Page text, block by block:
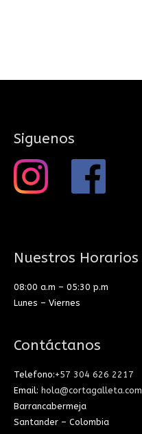
Siguenos
Nuestros Horarios
08:00 a.m – 05:30 p.m
Lunes – Viernes
Contáctanos
Telefono:+57 304 626 2217
Email: hola@cortagalleta.com
Barrancabermeja
Santander – Colombia